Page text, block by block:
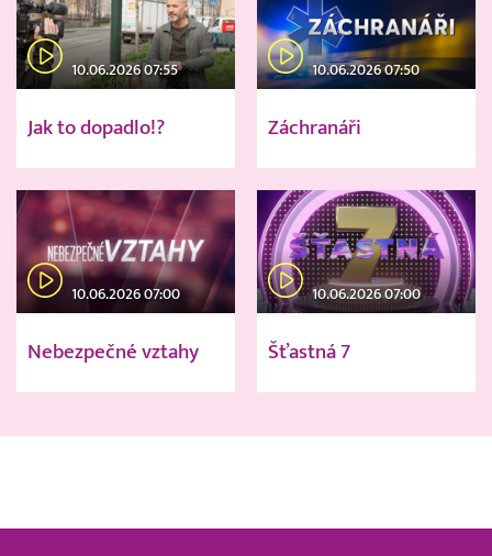
10.06.2026 07:55
Jak to dopadlo!?
10.06.2026 07:50
Záchranáři
10.06.2026 07:00
Nebezpečné vztahy
10.06.2026 07:00
Šťastná 7